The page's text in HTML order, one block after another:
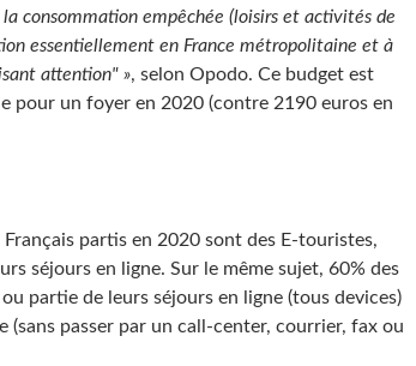
la consommation empêchée (loisirs et activités de
essentiellement en France métropolitaine et à
attention" », selon Opodo. Ce budget est
pour un foyer en 2020 (contre 2190 euros en
partis en 2020 sont des E-touristes,
séjours en ligne. Sur le même sujet, 60% des
partie de leurs séjours en ligne (tous devices)
(sans passer par un call-center, courrier, fax ou